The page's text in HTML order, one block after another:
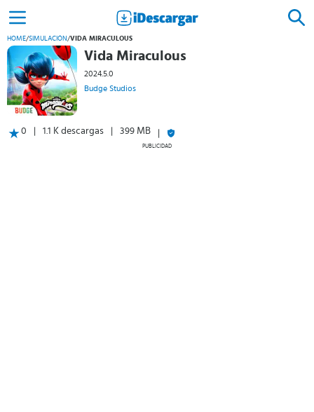
HOME/SIMULACIÓN/VIDA MIRACULOUS
Vida Miraculous
2024.5.0
Budge Studios
0 1.1 K descargas 399 MB
PUBLICIDAD